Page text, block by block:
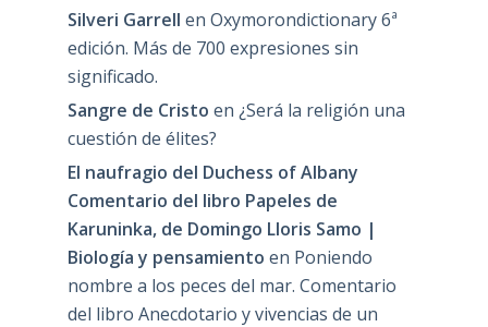
Silveri Garrell en Oxymorondictionary 6ª
edición. Más de 700 expresiones sin
significado.
Sangre de Cristo en ¿Será la religión una
cuestión de élites?
El naufragio del Duchess of Albany
Comentario del libro Papeles de
Karuninka, de Domingo Lloris Samo |
Biología y pensamiento en Poniendo
nombre a los peces del mar. Comentario
del libro Anecdotario y vivencias de un